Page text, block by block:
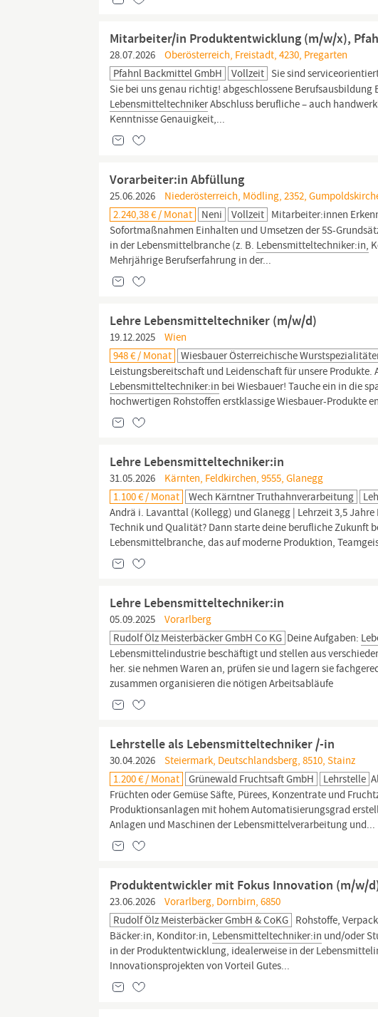
Mitarbeiter/in Produktentwicklung (m/w/x),
28.07.2026
Oberösterreich, Freistadt, 4230, Pregarten
Pfahnl Backmittel GmbH
Vollzeit Sie sind
Sie bei uns genau richtig! abgeschlossene
LebensmitteltechnikerAbschluss berufliche – auch
Kenntnisse Genauigkeit,...
Vorarbeiter:in Abfüllung
25.06.2026
Niederösterreich, Mödling, 2352,
2.240,38 € / Monat
Neni Vollzeit Mitarbeiter:innen
Sofortmaßnahmen Einhalten und Umsetzen der 5S-
in der Lebensmittelbranche (z. B. Lebensmitteltechniker:in,
Mehrjährige Berufserfahrung in der...
Lehre Lebensmitteltechniker (m/w/d)
19.12.2025
Wien
948 € / Monat
Wiesbauer Österreichische
Leistungsbereitschaft und Leidenschaft für unsere Produkte.
Lebensmitteltechniker:in bei Wiesbauer! Tauche ein in die
hochwertigen Rohstoffen erstklassige Wiesbauer-Produkte
Lehre Lebensmitteltechniker:in
31.05.2026
Kärnten, Feldkirchen, 9555, Glanegg
1.100 € / Monat
Wech Kärntner Truthahnverarbeitung
Andrä i. Lavanttal (Kollegg) und Glanegg | Lehrzeit 3,5
Technik und Qualität? Dann starte deine berufliche Zukunft
Lebensmittelbranche, das auf moderne Produktion,
Lehre Lebensmitteltechniker:in
05.09.2025
Vorarlberg
Rudolf Ölz Meisterbäcker GmbH Co KG Deine Aufgaben:
Lebensmittelindustrie beschäftigt und stellen aus
her. sie nehmen Waren an, prüfen sie und lagern sie
zusammen organisieren die nötigen Arbeitsabläufe
Lehrstelle als Lebensmitteltechniker /-in
30.04.2026
Steiermark, Deutschlandsberg, 8510, Stainz
1.200 € / Monat
Grünewald Fruchtsaft GmbH Lehrstelle
Früchten oder Gemüse Säfte, Pürees, Konzentrate und
Produktionsanlagen mit hohem Automatisierungsgrad
Anlagen und Maschinen der Lebensmittelverarbeitung und...
Produktentwickler mit Fokus Innovation (m/w/
23.06.2026
Vorarlberg, Dornbirn, 6850
Rudolf Ölz Meisterbäcker GmbH & CoKG Rohstoffe,
Bäcker:in, Konditor:in, Lebensmitteltechniker:in und/oder
in der Produktentwicklung, idealerweise in der
Innovationsprojekten von Vorteil Gutes...